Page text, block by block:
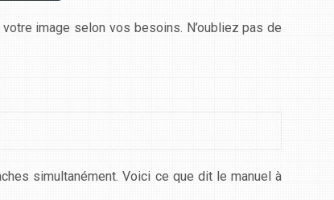
image selon vos besoins. N’oubliez pas de
simultanément. Voici ce que dit le manuel à